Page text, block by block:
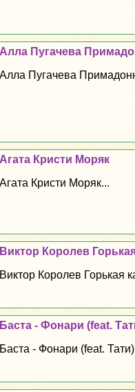
Алла Пугачева
Алла Пугачева
Агата Кристи Моряк
Агата Кристи Моряк...
Виктор Королев
Виктор Королев Горькая
Баста - Фонари (feat.
Баста - Фонари (feat.